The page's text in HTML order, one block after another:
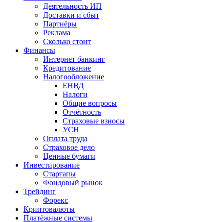
Деятельность ИП
Доставки и сбыт
Партнёры
Реклама
Сколько стоит
Финансы
Интернет банкинг
Кредитование
Налогообложение
ЕНВД
Налоги
Общие вопросы
Отчётность
Страховые взносы
УСН
Оплата труда
Страховое дело
Ценные бумаги
Инвестирование
Стартапы
Фондовый рынок
Трейдинг
Форекс
Криптовалюты
Платёжные системы